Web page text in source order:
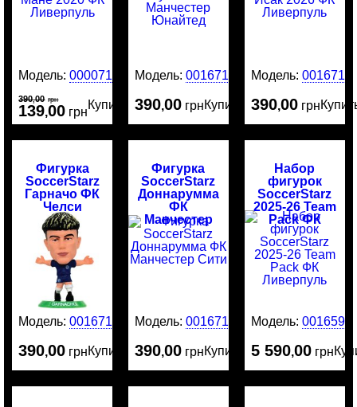
Модель:00007184
390,00 грн
139,00 грн
Купить
Модель:0016717
390,00 грнКупить
Модель: 0016716
390,00 грн
Фигурка
SoccerStarz
Гарначо ФК
Челси
Модель:0016715
390,00 грнКупить
Фигурка
SoccerStarz
Доннарумма
ФК
Манчестер
Сити
Модель:0016714
390,00 грнКупить
Набор
фигурок
SoccerStarz
2025-26 Team
Pack ФК
Ливерпуль
Модель: 0016595
5 590,00 грн